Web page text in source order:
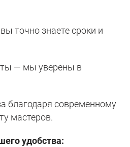
точно знаете сроки и
— мы уверены в
благодаря современному
мастеров.
удобства: